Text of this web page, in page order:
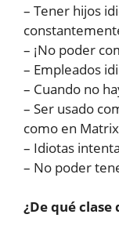
– Tener hijos
– ¡No poder
– Empleados
– Cuando no
– Ser usado
como en Matrix
– Idiotas
– No poder
¿De qué